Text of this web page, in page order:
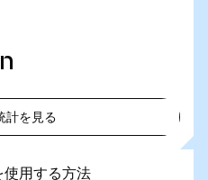
計を見る
用する方法